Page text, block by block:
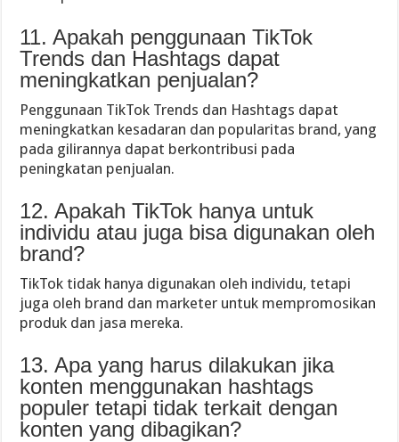
11. Apakah penggunaan TikTok
Trends dan Hashtags dapat
meningkatkan penjualan?
Penggunaan TikTok Trends dan Hashtags dapat
meningkatkan kesadaran dan popularitas brand, yang
pada gilirannya dapat berkontribusi pada
peningkatan penjualan.
12. Apakah TikTok hanya untuk
individu atau juga bisa digunakan oleh
brand?
TikTok tidak hanya digunakan oleh individu, tetapi
juga oleh brand dan marketer untuk mempromosikan
produk dan jasa mereka.
13. Apa yang harus dilakukan jika
konten menggunakan hashtags
populer tetapi tidak terkait dengan
konten yang dibagikan?